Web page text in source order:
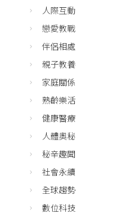
人際互動
戀愛教戰
伴侶相處
親子教養
家庭關係
熟齡樂活
健康醫療
人體奧秘
秘辛趣聞
社會永續
全球趨勢
數位科技